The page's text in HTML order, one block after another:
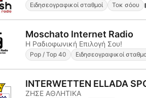
Ειδησεογραφικοί σταθμοί Τοκ σόου
Moschato Internet Radio
Η Ραδιοφωνική Επιλογή Σου!
Pop / Top 40 Ειδησεογραφικοί
INTERWETTEN ELLADA
ΖΗΣΕ ΑΘΛΗΤΙΚΑ